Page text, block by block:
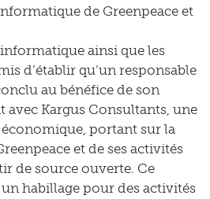
de Greenpeace et
informatique ainsi que les
d’établir qu’un responsable
au bénéfice de son
Kargus Consultants, une
portant sur la
et de ses activités
de source ouverte. Ce
un habillage pour des activités